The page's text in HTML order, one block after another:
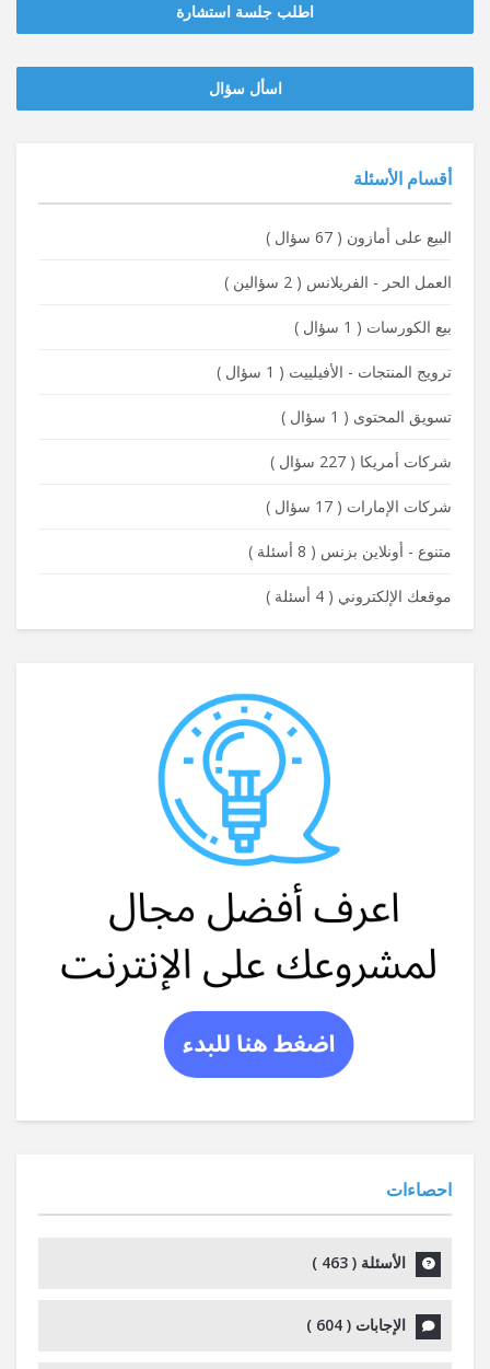
اطلب جلسة استشارة
‫‫اسأل سؤال
أقسام الأسئلة
البيع على أمازون ( 67 سؤال )
العمل الحر - الفريلانس ( 2 سؤالين )
بيع الكورسات ( 1 سؤال )
ترويج المنتجات - الأفيلييت ( 1 سؤال )
تسويق المحتوى ( 1 سؤال )
شركات أمريكا ( 227 سؤال )
شركات الإمارات ( 17 سؤال )
متنوع - أونلاين بزنس ( 8 أسئلة )
موقعك الإلكتروني ( 4 أسئلة )
احصاءات
الأسئلة ( 463
)
الإجابات ( 604
)